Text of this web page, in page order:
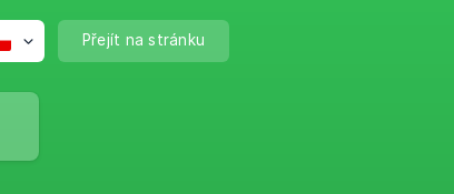
Přejít na stránku